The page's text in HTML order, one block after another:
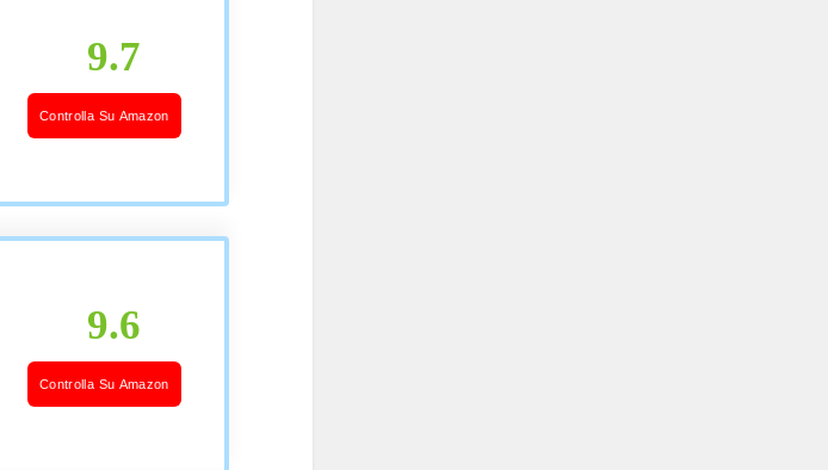
9.7
Controlla Su Amazon
9.6
Controlla Su Amazon